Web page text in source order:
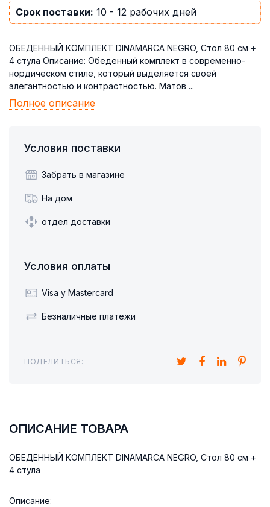
Срок поставки: 10 - 12 рабочих дней
ОБЕДЕННЫЙ КОМПЛЕКТ DINAMARCA NEGRO, Стол 80 см +
4 стула Описание: Обеденный комплект в современно-
нордическом стиле, который выделяется своей
элегантностью и контрастностью. Матов ...
Полное описание
Условия поставки
Забрать в магазине
На дом
отдел доставки
Условия оплаты
Visa y Mastercard
Безналичные платежи
ПОДЕЛИТЬСЯ:
ОПИСАНИЕ ТОВАРА
ОБЕДЕННЫЙ КОМПЛЕКТ DINAMARCA NEGRO, Стол 80 см +
4 стула
Описание: